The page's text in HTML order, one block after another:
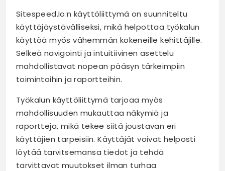
Sitespeed.Io:n käyttöliittymä on suunniteltu
käyttäjäystävälliseksi, mikä helpottaa työkalun
käyttöä myös vähemmän kokeneille kehittäjille.
Selkeä navigointi ja intuitiivinen asettelu
mahdollistavat nopean pääsyn tärkeimpiin
toimintoihin ja raportteihin.
Työkalun käyttöliittymä tarjoaa myös
mahdollisuuden mukauttaa näkymiä ja
raportteja, mikä tekee siitä joustavan eri
käyttäjien tarpeisiin. Käyttäjät voivat helposti
löytää tarvitsemansa tiedot ja tehdä
tarvittavat muutokset ilman turhaa